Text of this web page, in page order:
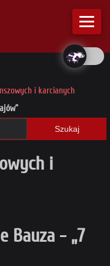
i karcianych
Szukaj
i
Bauza - „7